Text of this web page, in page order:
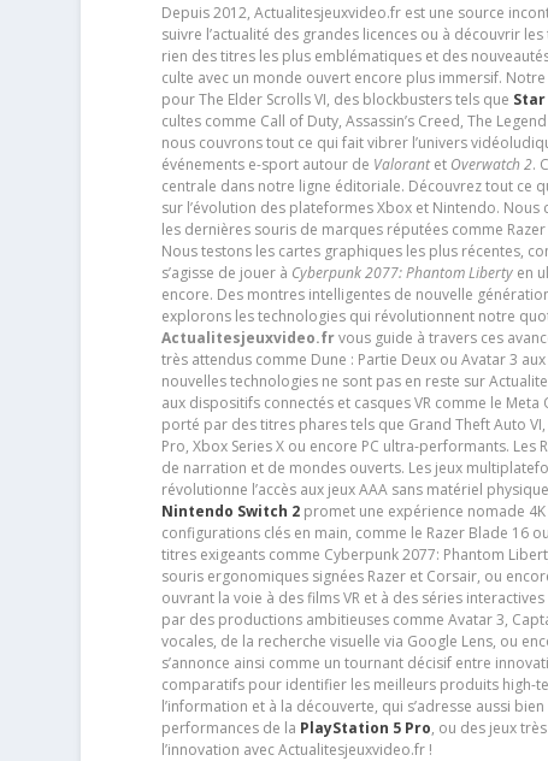
Depuis 2012, Actualitesjeuxvideo.fr est une source
suivre l’actualité des grandes licences ou à découvrir
rien des titres les plus emblématiques et des
culte avec un monde ouvert encore plus immersif.
pour The Elder Scrolls VI, des blockbusters tels que
cultes comme Call of Duty, Assassin’s Creed, The
nous couvrons tout ce qui fait vibrer l’univers
événements e-sport autour de Valorantet Overwatch 2.
centrale dans notre ligne éditoriale. Découvrez tout ce
sur l’évolution des plateformes Xbox et Nintendo.
les dernières souris de marques réputées comme
Nous testons les cartes graphiques les plus récentes,
s’agisse de jouer à Cyberpunk 2077: Phantom Libertyen
encore. Des montres intelligentes de nouvelle
explorons les technologies qui révolutionnent notre
Actualitesjeuxvideo.frvous guide à travers ces
très attendus comme Dune : Partie Deux ou Avatar 3
nouvelles technologies ne sont pas en reste sur
aux dispositifs connectés et casques VR comme le
porté par des titres phares tels que Grand Theft Auto
Pro, Xbox Series X ou encore PC ultra-performants.
de narration et de mondes ouverts. Les jeux
révolutionne l’accès aux jeux AAA sans matériel
Nintendo Switch 2promet une expérience nomade
configurations clés en main, comme le Razer Blade 16
titres exigeants comme Cyberpunk 2077: Phantom
souris ergonomiques signées Razer et Corsair, ou
ouvrant la voie à des films VR et à des séries
par des productions ambitieuses comme Avatar 3,
vocales, de la recherche visuelle via Google Lens, ou
s’annonce ainsi comme un tournant décisif entre
comparatifs pour identifier les meilleurs produits high-
l’information et à la découverte, qui s’adresse aussi
performances de la PlayStation 5 Pro, ou des jeux
l’innovation avec Actualitesjeuxvideo.fr !